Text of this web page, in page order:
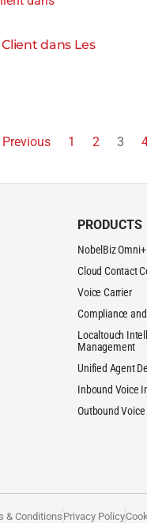
dans Les
Previous 1 2 3
PRODUCTS
NobelBiz
Cloud Contact
Voice Carrier
Compliance
Localtouch
Management
Unified Agent
Inbound Voice
Outbound
& Conditions Privacy Policy